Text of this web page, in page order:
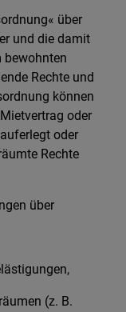
über
und die damit
bewohnten
Rechte und
können
oder
oder
Rechte
über
(z. B.